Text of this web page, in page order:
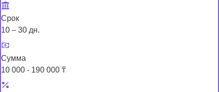
Срок
10 – 30 дн.
Сумма
10 000 - 190 000 ₸